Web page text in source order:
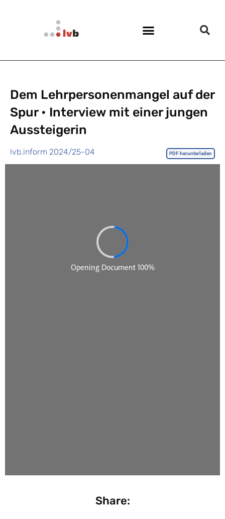
Dem Lehrpersonenmangel auf der
Spur • Interview mit einer jungen
Aussteigerin
lvb.inform 2024/25-04 PDF herunterladen
Share: